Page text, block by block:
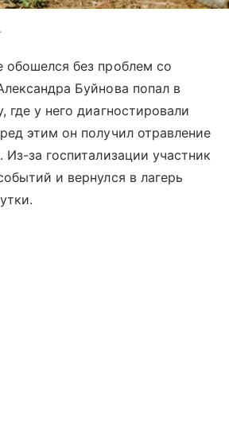
обошелся без проблем со
Буйнова попал в
где у него диагностировали
этим он получил отравление
за госпитализации участник
и вернулся в лагерь